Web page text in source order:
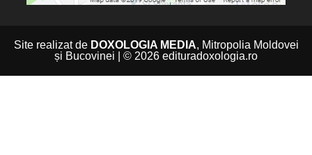
Site realizat de DOXOLOGIA MEDIA, Mitropolia Moldovei
și Bucovinei | © 2026 edituradoxologia.ro